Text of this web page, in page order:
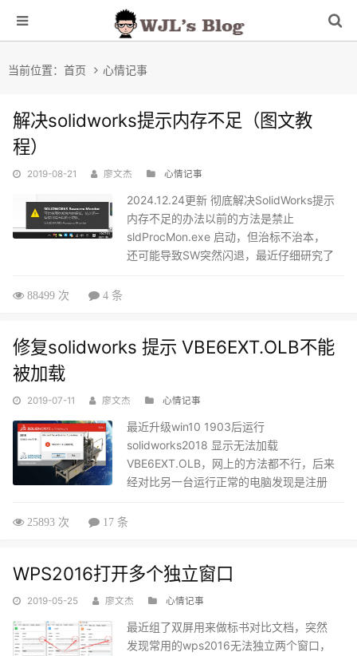
当前位置： 首页 心情记事
解决solidworks提示内存不足（图文教
程）
2019-08-21 廖文杰 心情记事
2024.12.24更新 彻底解决SolidWorks提示
内存不足的办法以前的方法是禁止
sldProcMon.exe 启动，但治标不治本，
还可能导致SW突然闪退，最近仔细研究了
置大容量虚拟内存可能卡死，则使用注册
效！...
88499 次 4 条
修复solidworks 提示 VBE6EXT.OLB不能
被加载
2019-07-11 廖文杰 心情记事
最近升级win10 1903后运行
solidworks2018 显示无法加载
VBE6EXT.OLB，网上的方法都不行，后来
经对比另一台运行正常的电脑发现是注册
有问题的电脑得以修复！步骤如下……...
25893 次 17 条
WPS2016打开多个独立窗口
2019-05-25 廖文杰 心情记事
最近组了双屏用来做标书对比文档，突然
发现常用的wps2016无法独立两个窗口，